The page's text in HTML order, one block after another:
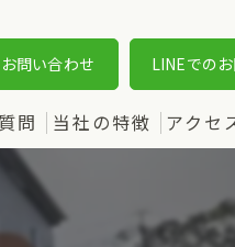
問い合わせ LINEでの
問 当社の特徴 アクセ
漫画特集